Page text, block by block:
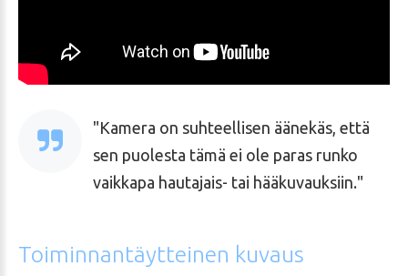
Kamera on suhteellisen äänekäs, että
sen puolesta tämä ei ole paras runko
vaikkapa hautajais- tai hääkuvauksiin.
Toiminnantäytteinen kuvaus